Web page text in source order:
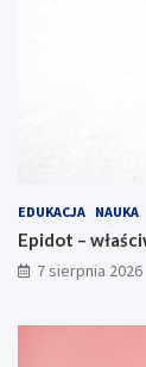
EDUKACJA NAUKA
Epidot –
7 sierpnia 2026